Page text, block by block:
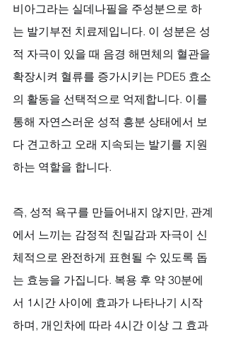
비아그라는 실데나필을 주성분으로 하
는 발기부전 치료제입니다. 이 성분은 성
적 자극이 있을 때 음경 해면체의 혈관을
확장시켜 혈류를 증가시키는 PDE5 효소
의 활동을 선택적으로 억제합니다. 이를
통해 자연스러운 성적 흥분 상태에서 보
다 견고하고 오래 지속되는 발기를 지원
하는 역할을 합니다.
즉, 성적 욕구를 만들어내지 않지만, 관계
에서 느끼는 감정적 친밀감과 자극이 신
체적으로 완전하게 표현될 수 있도록 돕
는 효능을 가집니다. 복용 후 약 30분에
서 1시간 사이에 효과가 나타나기 시작
하며, 개인차에 따라 4시간 이상 그 효과